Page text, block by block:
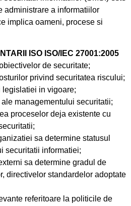
administrare a informatiilor
implica oameni, procese si
ISO ISO/IEC 27001:2005
de securitate;
privind securitatea riscului;
legislatiei in vigoare;
managementului securitatii;
proceselor deja existente cu
sa determine statusul
securitatii informatiei;
sa determine gradul de
directivelor standardelor adoptate
referitoare la politicile de